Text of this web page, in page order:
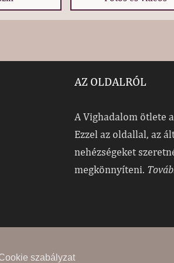
szabályzat
AZ OLDALRÓL
A Vighadalom ötlete
Ezzel az oldallal, az
nehézségeket
megkönnyíteni.